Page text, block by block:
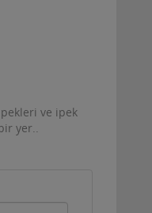
ve ipek
yer..